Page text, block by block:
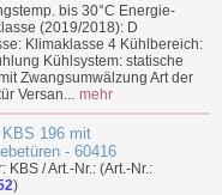
bis 30°C Energie-
(2019/2018): D
Klimaklasse 4 Kühlbereich:
Kühlsystem: statische
Zwangsumwälzung Art der
Versan... mehr
KBS 196 mit
- 60416
KBS / Art.-Nr.: (Art.-Nr.:
)